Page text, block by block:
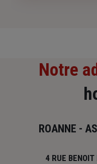
Notre
ROANNE -
4 RUE